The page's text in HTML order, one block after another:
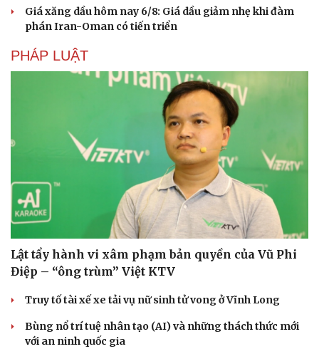
Hạt giống tâm hồn
Giá xăng dầu hôm nay 6/8: Giá dầu giảm nhẹ khi đàm
phán Iran-Oman có tiến triển
PHÁP LUẬT
Lật tẩy hành vi xâm phạm bản quyền của Vũ Phi
Điệp – “ông trùm” Việt KTV
Truy tố tài xế xe tải vụ nữ sinh tử vong ở Vĩnh Long
Bùng nổ trí tuệ nhân tạo (AI) và những thách thức mới
với an ninh quốc gia